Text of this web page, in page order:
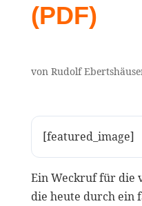
(PDF)
von Rudolf
[featured_image]
Ein Weckruf für die
die heute durch ein